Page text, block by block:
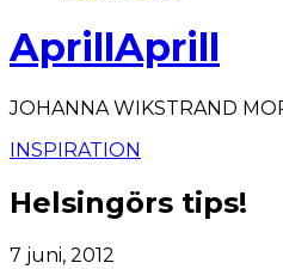
AprillAprill
JOHANNA WIKSTRAND
INSPIRATION
Helsingörs tips!
7 juni, 2012